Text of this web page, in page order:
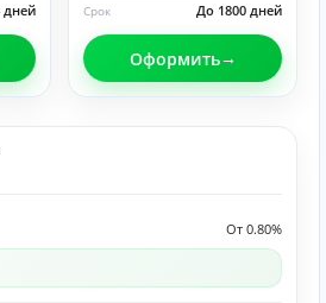
дней До 1800 дней
Срок
Оформить
От 0.80%